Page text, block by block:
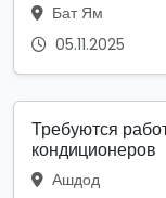
Бат Ям
05.11.2025
Требуются
кондиционеров
Ашдод